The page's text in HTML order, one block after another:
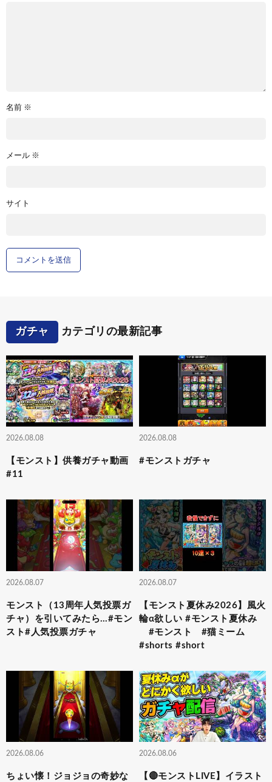
名前 ※
メール ※
サイト
ガチャ カテゴリの最新記事
2026.08.08
【モンスト】供養ガチャ動画
#11
2026.08.08
#モンストガチャ
2026.08.07
モンスト（13周年人気投票ガ
チャ）を引いてみたら…#モン
スト#人気投票ガチャ
2026.08.07
【モンスト夏休み2026】風火
輪α欲しい #モンスト夏休み
#モンスト #猫ミーム
#shorts #short
2026.08.06
ちょい懐！ジョジョの奇妙な
2026.08.06
【🔴モンストLIVE】イラスト